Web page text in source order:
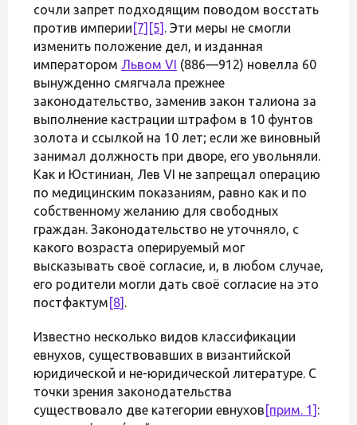
сочли запрет подходящим поводом восстать
против империи [7] [5] . Эти меры не смогли
изменить положение дел, и изданная
императором Львом VI (886—912) новелла 60
вынужденно смягчала прежнее
законодательство, заменив закон талиона за
выполнение кастрации штрафом в 10 фунтов
золота и ссылкой на 10 лет; если же виновный
занимал должность при дворе, его увольняли.
Как и Юстиниан, Лев VI не запрещал операцию
по медицинским показаниям, равно как и по
собственному желанию для свободных
граждан. Законодательство не уточняло, с
какого возраста оперируемый мог
высказывать своё согласие, и, в любом случае,
его родители могли дать своё согласие на это
постфактум [8] .
Известно несколько видов классификации
евнухов, существовавших в византийской
юридической и не-юридической литературе. С
точки зрения законодательства
существовало две категории евнухов [прим. 1] :